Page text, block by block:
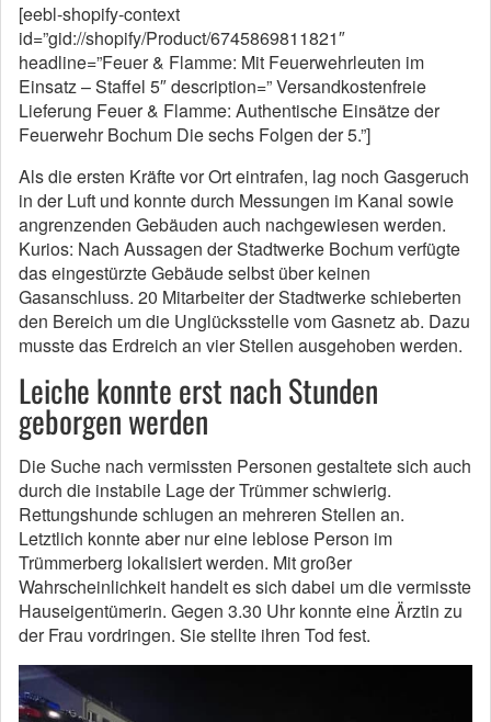
[eebl-shopify-context
id=”gid://shopify/Product/6745869811821″
headline=”Feuer & Flamme: Mit Feuerwehrleuten im
Einsatz – Staffel 5″ description=” Versandkostenfreie
Lieferung Feuer & Flamme: Authentische Einsätze der
Feuerwehr Bochum Die sechs Folgen der 5.”]
Als die ersten Kräfte vor Ort eintrafen, lag noch Gasgeruch
in der Luft und konnte durch Messungen im Kanal sowie
angrenzenden Gebäuden auch nachgewiesen werden.
Kurios: Nach Aussagen der Stadtwerke Bochum verfügte
das eingestürzte Gebäude selbst über keinen
Gasanschluss. 20 Mitarbeiter der Stadtwerke schieberten
den Bereich um die Unglücksstelle vom Gasnetz ab. Dazu
musste das Erdreich an vier Stellen ausgehoben werden.
Leiche konnte erst nach Stunden
geborgen werden
Die Suche nach vermissten Personen gestaltete sich auch
durch die instabile Lage der Trümmer schwierig.
Rettungshunde schlugen an mehreren Stellen an.
Letztlich konnte aber nur eine leblose Person im
Trümmerberg lokalisiert werden. Mit großer
Wahrscheinlichkeit handelt es sich dabei um die vermisste
Hauseigentümerin. Gegen 3.30 Uhr konnte eine Ärztin zu
der Frau vordringen. Sie stellte ihren Tod fest.